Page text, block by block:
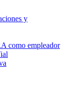
y
como empleador